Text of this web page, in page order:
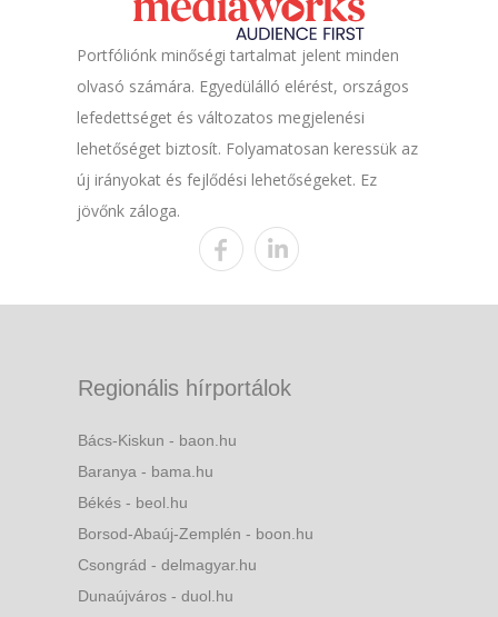
Portfóliónk minőségi tartalmat jelent minden
olvasó számára. Egyedülálló elérést, országos
lefedettséget és változatos megjelenési
lehetőséget biztosít. Folyamatosan keressük az
új irányokat és fejlődési lehetőségeket. Ez
jövőnk záloga.
Regionális hírportálok
Bács-Kiskun - baon.hu
Baranya - bama.hu
Békés - beol.hu
Borsod-Abaúj-Zemplén - boon.hu
Csongrád - delmagyar.hu
Dunaújváros - duol.hu